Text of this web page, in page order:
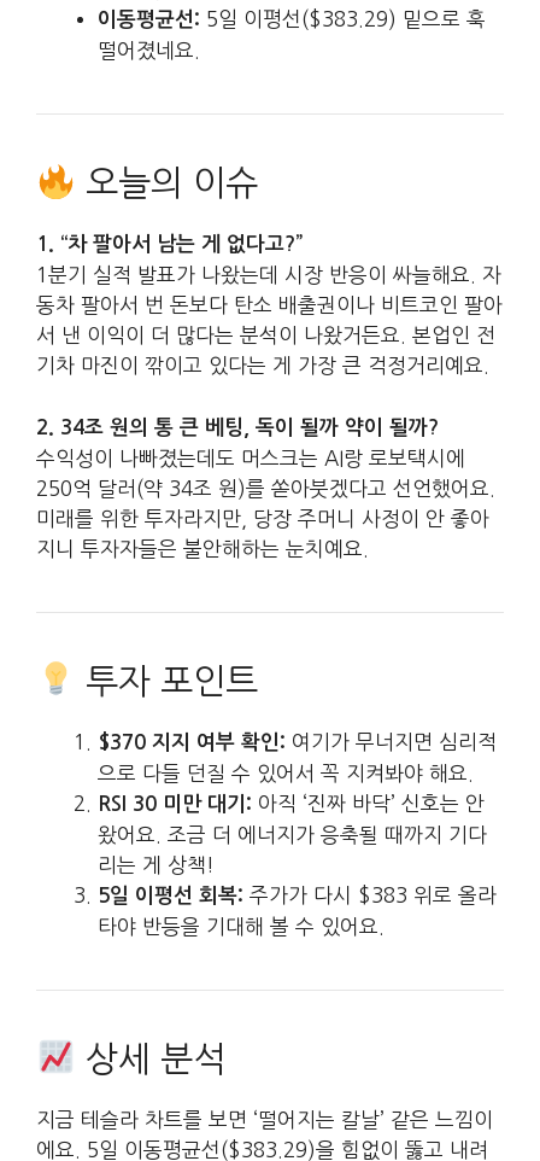
이동평균선: 5일 이평선($383.29) 밑으로 훅
떨어졌네요.
오늘의 이슈
1. “차 팔아서 남는 게 없다고?”
1분기 실적 발표가 나왔는데 시장 반응이 싸늘해요. 자
동차 팔아서 번 돈보다 탄소 배출권이나 비트코인 팔아
서 낸 이익이 더 많다는 분석이 나왔거든요. 본업인 전
기차 마진이 깎이고 있다는 게 가장 큰 걱정거리예요.
2. 34조 원의 통 큰 베팅, 독이 될까 약이 될까?
수익성이 나빠졌는데도 머스크는 AI랑 로보택시에
250억 달러(약 34조 원)를 쏟아붓겠다고 선언했어요.
미래를 위한 투자라지만, 당장 주머니 사정이 안 좋아
지니 투자자들은 불안해하는 눈치예요.
투자 포인트
$370 지지 여부 확인: 여기가 무너지면 심리적
으로 다들 던질 수 있어서 꼭 지켜봐야 해요.
RSI 30 미만 대기: 아직 ‘진짜 바닥’ 신호는 안
왔어요. 조금 더 에너지가 응축될 때까지 기다
리는 게 상책!
5일 이평선 회복: 주가가 다시 $383 위로 올라
타야 반등을 기대해 볼 수 있어요.
상세 분석
지금 테슬라 차트를 보면 ‘떨어지는 칼날’ 같은 느낌이
에요. 5일 이동평균선($383.29)을 힘없이 뚫고 내려